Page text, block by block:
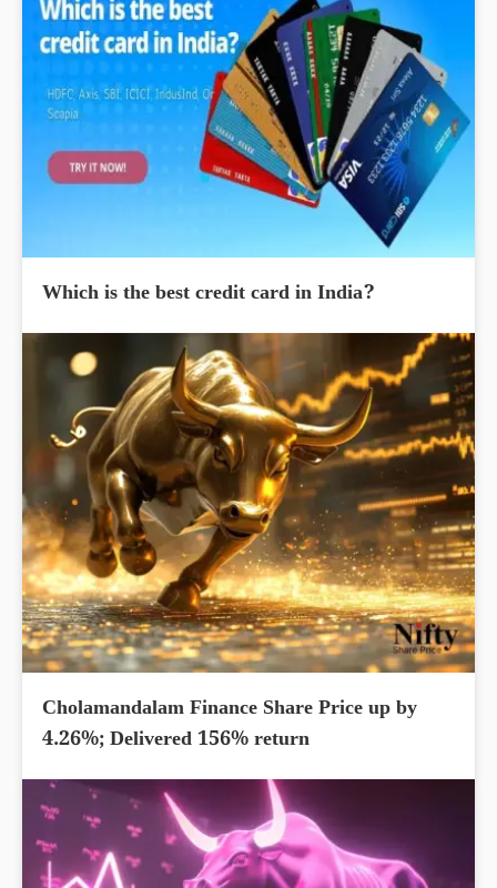
Which is the best credit card in India?
Cholamandalam Finance Share Price up by
4.26%; Delivered 156% return